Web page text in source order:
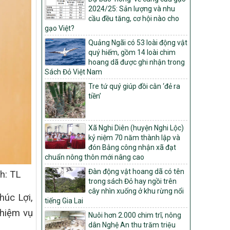
TL
Lợi,
vụ
Quyết định số: 26/2026/QĐ-TTg
Quyết định ban hành Bộ tiêu chí và quy
trình đánh giá, phân hạng sản phẩm Mỗi
xã một sản phẩm
số: 19/2026/QĐ-TTg
Quy định điều kiện, trình tự, thủ tục, hồ sơ
xét, công nhận, công bố và thu hồi quyết
định công nhận xã đạt chuẩn nông thôn
mới, xã đạt nông thôn mới hiện đại và
tỉnh, thành phố hoàn thành nhiệm vụ xây
dựng nông thôn mới giai đoạn 2026 –
2030
Quyết định số 16/2026/QĐ-TTg
Quy định nguyên tắc, tiêu chí, định mức
phân bổ ngân sách trung ương và tỉ lệ
vốn đối ứng ngân sách của địa phương
thực hiện Chương trình mục tiêu quốc gia
xây dựng nông thôn mới, giảm nghèo
bền vững và phát triển kinh tế – xã hội
vùng đồng bào dân tộc thiểu số và miền
núi giai đoạn 2026 – 2030
2024/25: Sản lượng và nhu
cầu đều tăng, cơ hội nào cho
gạo Việt?
Quảng Ngãi có 53 loài động vật
quý hiếm, gồm 14 loài chim
hoang dã được ghi nhận trong
Sách Đỏ Việt Nam
Tre tứ quý giúp đồi cằn ‘đẻ ra
tiền’
Xã Nghi Diên (huyện Nghi Lộc)
kỷ niệm 70 năm thành lập và
đón Bằng công nhận xã đạt
chuẩn nông thôn mới nâng cao
Đàn động vật hoang dã có tên
trong sách Đỏ hay ngồi trên
cây nhìn xuống ở khu rừng nổi
tiếng Gia Lai
Nuôi hơn 2.000 chim trĩ, nông
dân Nghệ An thu trăm triệu